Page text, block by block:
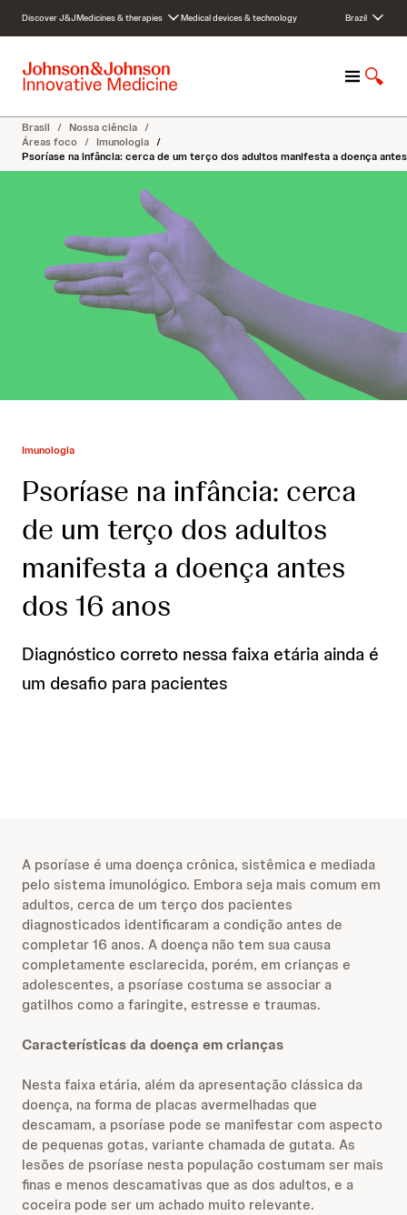
c
Discover J&JMedicines & therapies Medical devices & technology Brazil
M
n
S
o
S
Brasil / Nossa ciência /
Áreas foco / Imunologia /
Psoríase na infância: cerca de um terço dos adultos manifesta a doença antes
Imunologia
Psoríase na infância: cerca
de um terço dos adultos
manifesta a doença antes
dos 16 anos
Diagnóstico correto nessa faixa etária ainda é
um desafio para pacientes
A psoríase é uma doença crônica, sistêmica e mediada
pelo sistema imunológico. Embora seja mais comum em
adultos, cerca de um terço dos pacientes
diagnosticados identificaram a condição antes de
completar 16 anos. A doença não tem sua causa
completamente esclarecida, porém, em crianças e
adolescentes, a psoríase costuma se associar a
gatilhos como a faringite, estresse e traumas.
Características da doença em crianças
Nesta faixa etária, além da apresentação clássica da
doença, na forma de placas avermelhadas que
descamam, a psoríase pode se manifestar com aspecto
de pequenas gotas, variante chamada de gutata. As
lesões de psoríase nesta população costumam ser mais
finas e menos descamativas que as dos adultos, e a
coceira pode ser um achado muito relevante.